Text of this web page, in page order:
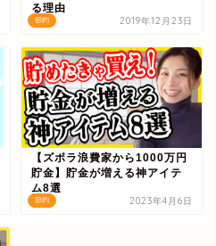
節約
る理由
2019年12月23日
節約
【ズボラ浪費家から1000万円
貯金】貯金が増える神アイテ
ム8選
2023年4月6日